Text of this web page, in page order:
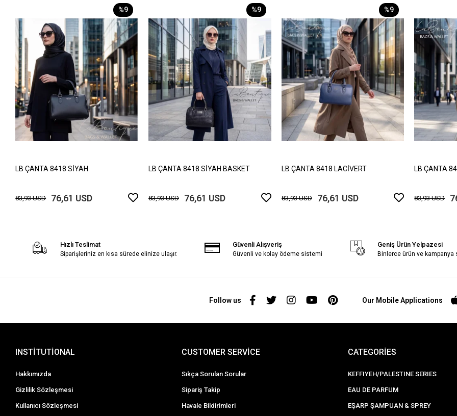
%9
LB ÇANTA 8418 SİYAH
83,93 USD 76,61 USD
%9
LB ÇANTA 8418 SİYAH BASKET
83,93 USD 76,61 USD
%9
LB ÇANTA 8418 LACİVERT
83,93 USD 76,61 USD
LB ÇANTA
83,93 USD
Hızlı Teslimat
Siparişleriniz en kısa sürede elinize ulaşır.
Güvenli Alışveriş
Güvenli ve kolay ödeme sistemi
Geniş Ürün Yelpazesi
Binlerce ürün ve kampanya
Follow us Our Mobile Applications
INSTİTUTİONAL
Hakkımızda
Gizlilik Sözleşmesi
Kullanıcı Sözleşmesi
CUSTOMER SERVİCE
Sıkça Sorulan Sorular
Sipariş Takip
Havale Bildirimleri
CATEGORİES
KEFFIYEH/PALESTINE SERIES
EAU DE PARFUM
EŞARP ŞAMPUAN & SPREY